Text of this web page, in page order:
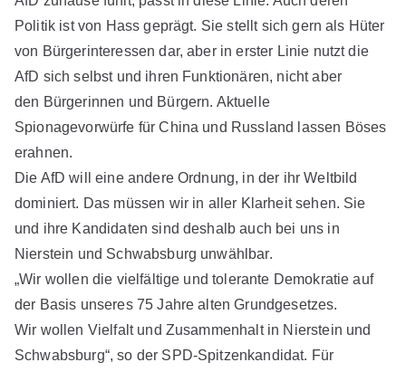
Politik ist von Hass geprägt. Sie stellt sich gern als Hüter
von Bürgerinteressen dar, aber in erster Linie nutzt die
AfD sich selbst und ihren Funktionären, nicht aber
den Bürgerinnen und Bürgern. Aktuelle
Spionagevorwürfe für China und Russland lassen Böses
erahnen.
Die AfD will eine andere Ordnung, in der ihr Weltbild
dominiert. Das müssen wir in aller Klarheit sehen. Sie
und ihre Kandidaten sind deshalb auch bei uns in
Nierstein und Schwabsburg unwählbar.
„Wir wollen die vielfältige und tolerante Demokratie auf
der Basis unseres 75 Jahre alten Grundgesetzes.
Wir wollen Vielfalt und Zusammenhalt in Nierstein und
Schwabsburg“, so der SPD-Spitzenkandidat. Für